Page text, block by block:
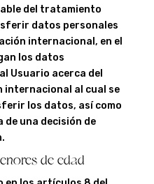
del tratamiento
datos personales
internacional, en el
los datos
Usuario acerca del
internacional al cual se
los datos, así como
de una decisión de
de edad